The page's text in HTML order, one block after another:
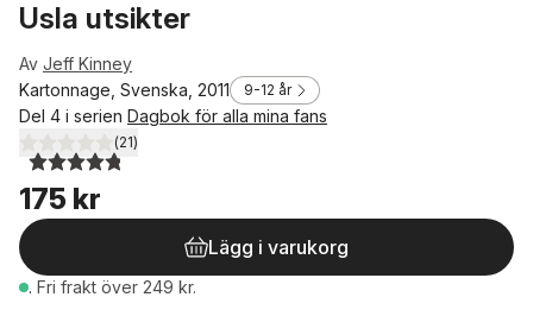
Usla utsikter
Av Jeff Kinney
Kartonnage, Svenska, 2011
9-12 år
Del 4 i serien Dagbok för alla mina fans
4,8utav 5 stjärnor. Totalt antal röster:
(21)
175 kr
Lägg i varukorg
. Fri frakt över 249 kr.